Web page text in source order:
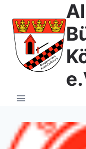
Inhalt
springen